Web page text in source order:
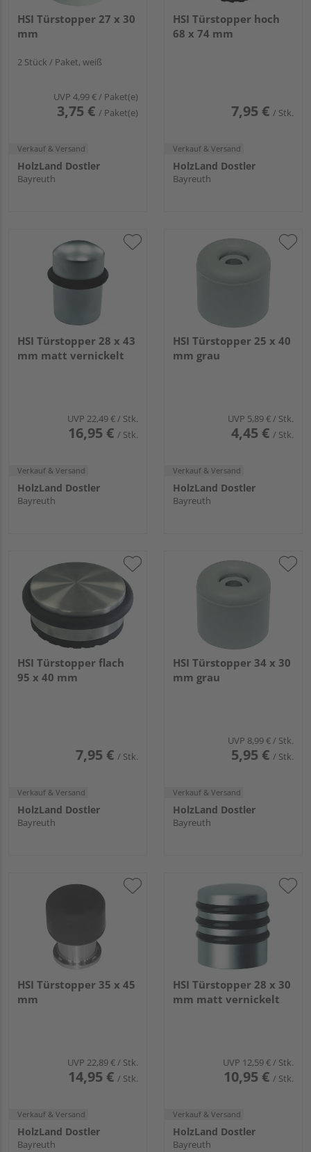
HSI Türstopper 27 x 30
mm
2 Stück / Paket, weiß
UVP 4,99 € / Paket(e)
3,75 € / Paket(e)
Verkauf & Versand
HolzLand Dostler
Bayreuth
HSI Türstopper hoch
68 x 74 mm
7,95 € / Stk.
Verkauf & Versand
HolzLand Dostler
Bayreuth
HSI Türstopper 28 x 43
mm matt vernickelt
UVP 22,49 €/ Stk.
16,95 € / Stk.
Verkauf & Versand
HolzLand Dostler
Bayreuth
HSI Türstopper 25 x 40
mm grau
UVP 5,89 €/ Stk.
4,45 € / Stk.
Verkauf & Versand
HolzLand Dostler
Bayreuth
HSI Türstopper flach
95 x 40 mm
7,95 € / Stk.
Verkauf & Versand
HolzLand Dostler
Bayreuth
HSI Türstopper 34 x 30
mm grau
UVP 8,99 €/ Stk.
5,95 € / Stk.
Verkauf & Versand
HolzLand Dostler
Bayreuth
HSI Türstopper 35 x 45
mm
UVP 22,89 €/ Stk.
14,95 € / Stk.
Verkauf & Versand
HolzLand Dostler
Bayreuth
HSI Türstopper 28 x 30
mm matt vernickelt
UVP 12,59 €/ Stk.
10,95 € / Stk.
Verkauf & Versand
HolzLand Dostler
Bayreuth